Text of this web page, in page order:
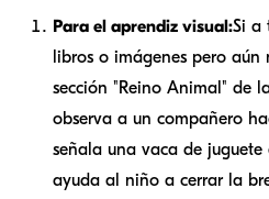
Para el aprendiz visual:Si a
libros o imágenes pero
sección "Reino Animal" de
observa a un compañero
señala una vaca de
ayuda al niño a cerrar la